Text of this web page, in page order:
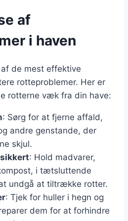
af
i haven
de mest effektive
rotteproblemer. Her er
rotterne væk fra din have:
: Sørg for at fjerne affald,
andre genstande, der
skjul.
: Hold madvarer,
i tætsluttende
undgå at tiltrække rotter.
: Tjek for huller i hegn og
dem for at forhindre